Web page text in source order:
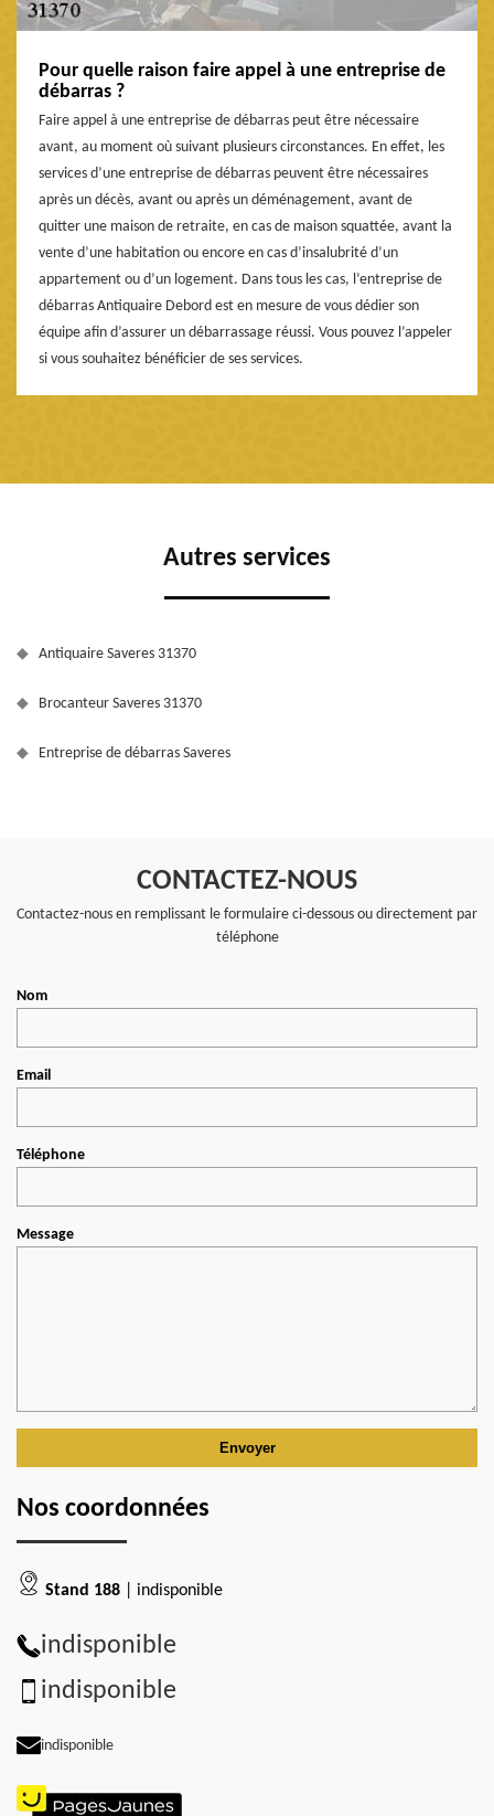
Pour quelle raison faire appel à une entreprise de
débarras ?
Faire appel à une entreprise de débarras peut être nécessaire
avant, au moment où suivant plusieurs circonstances. En effet, les
services d’une entreprise de débarras peuvent être nécessaires
après un décès, avant ou après un déménagement, avant de
quitter une maison de retraite, en cas de maison squattée, avant la
vente d’une habitation ou encore en cas d’insalubrité d’un
appartement ou d’un logement. Dans tous les cas, l’entreprise de
débarras Antiquaire Debord est en mesure de vous dédier son
équipe afin d’assurer un débarrassage réussi. Vous pouvez l’appeler
si vous souhaitez bénéficier de ses services.
Autres services
Antiquaire Saveres 31370
Brocanteur Saveres 31370
Entreprise de débarras Saveres
CONTACTEZ-NOUS
Contactez-nous en remplissant le formulaire ci-dessous ou directement par
téléphone
Nom
Email
Téléphone
Message
Nos coordonnées
Stand 188 | indisponible
indisponible
indisponible
indisponible